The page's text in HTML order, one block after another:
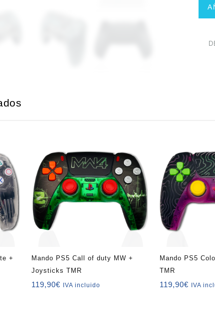
PS5
+
Mando PS5 Call of duty MW +
Joysticks TMR
119,90€ IVA incluido
Mando PS5
TMR
119,90€ IVA